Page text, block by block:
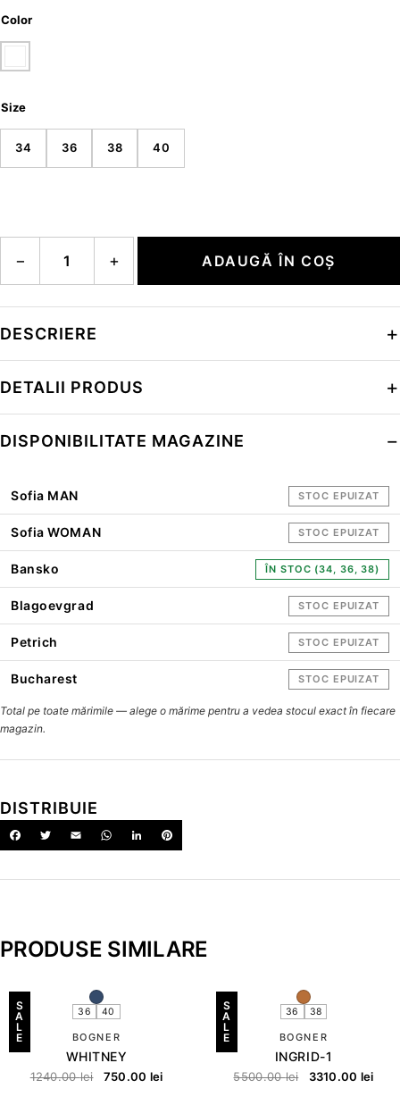
Color
Size
34 36 38 40
− + ADAUGĂ ÎN COȘ
DESCRIERE
DETALII PRODUS
DISPONIBILITATE MAGAZINE
Sofia MAN STOC EPUIZAT
Sofia WOMAN STOC EPUIZAT
Bansko ÎN STOC (34, 36, 38)
Blagoevgrad STOC EPUIZAT
Petrich STOC EPUIZAT
Bucharest STOC EPUIZAT
Total pe toate mărimile — alege o mărime pentru a vedea stocul exact în fiecare
magazin.
DISTRIBUIE
PRODUSE SIMILARE
S
A
L
E
36 40
BOGNER
WHITNEY
1240.00lei 750.00 lei
S
A
L
E
36 38
BOGNER
INGRID-1
5500.00lei 3310.00 lei